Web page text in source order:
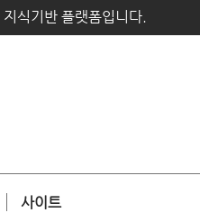
식기반 플랫폼입니다.
사이트